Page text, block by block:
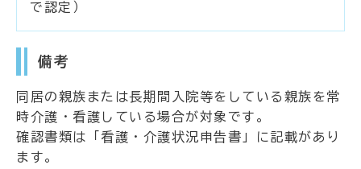
で認定）
備考
同居の親族または長期間入院等をしている親族を常
時介護・看護している場合が対象です。
確認書類は「看護・介護状況申告書」に記載があり
ます。